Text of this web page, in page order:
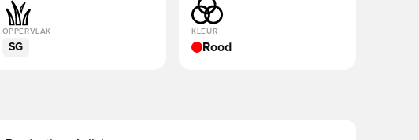
OPPERVLAK
SG
KLEUR
Rood